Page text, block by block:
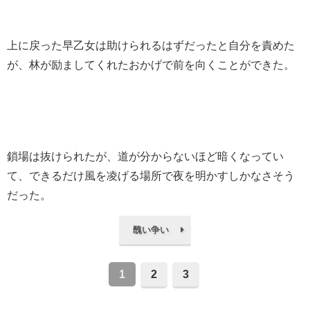
上に戻った早乙女は助けられるはずだったと自分を責めた
が、林が励ましてくれたおかげで前を向くことができた。
鎖場は抜けられたが、道が分からないほど暗くなってい
て、できるだけ風を凌げる場所で夜を明かすしかなさそう
だった。
醜い争い
1 2 3